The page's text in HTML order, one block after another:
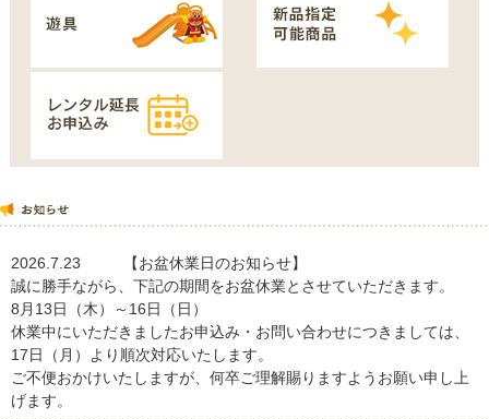
2026.7.23
【お盆休業日のお知らせ】
誠に勝手ながら、下記の期間をお盆休業とさせていただきます。
8月13日（木）～16日（日）
休業中にいただきましたお申込み・お問い合わせにつきましては、
17日（月）より順次対応いたします。
ご不便おかけいたしますが、何卒ご理解賜りますようお願い申し上
げます。